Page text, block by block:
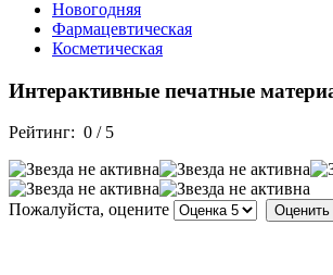
Новогодняя
Фармацевтическая
Косметическая
Интерактивные печатные
Рейтинг: 0 / 5
Пожалуйста, оцените